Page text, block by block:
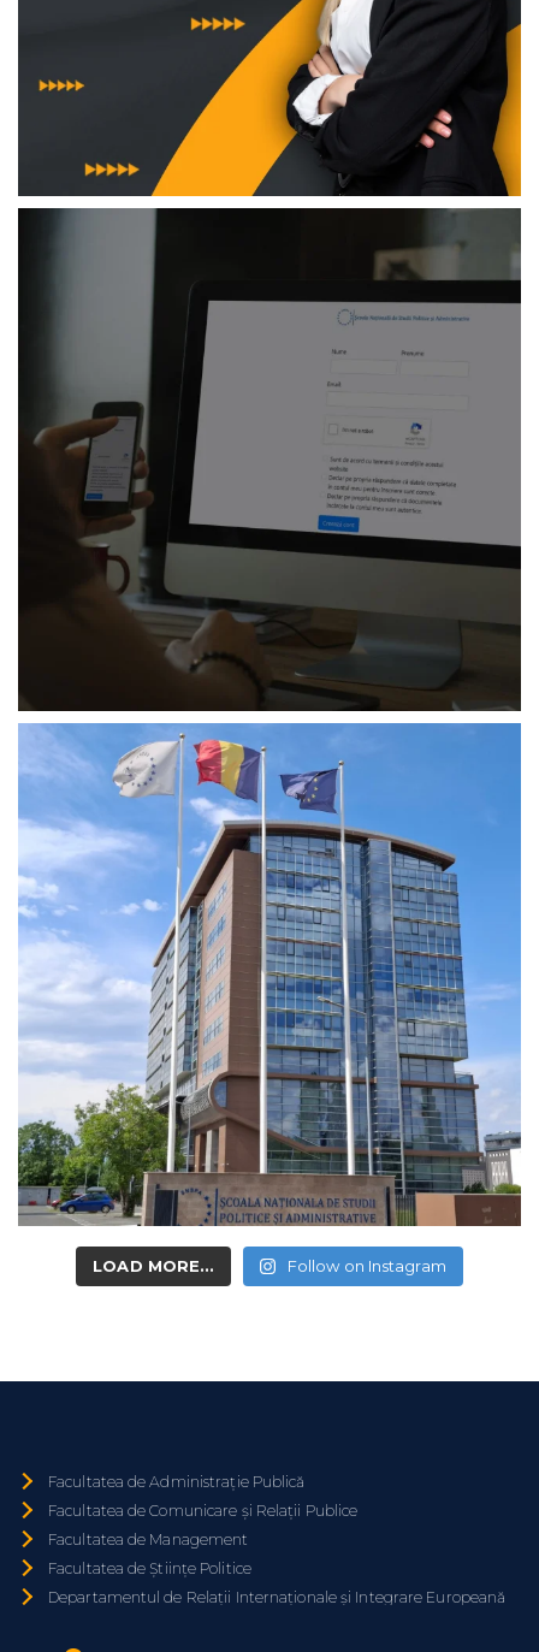
LOAD MORE... Follow on Instagram
Facultatea de Administrație Publică
Facultatea de Comunicare și Relații Publice
Facultatea de Management
Facultatea de Științe Politice
Departamentul de Relații Internaționale și Integrare Europeană